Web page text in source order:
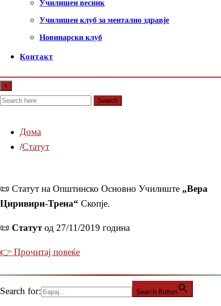
Училишен весник
Училишен клуб за ментално здравје
Новинарски клуб
Контакт
×
Search
Дома
Статут
📜 Статут на Општинско Основно Училиште „Вера
Циривири-Трена“ Скопје.
📜 Статутод 27/11/2019 година
👉 Прочитај повеќе
Search for: Search Button